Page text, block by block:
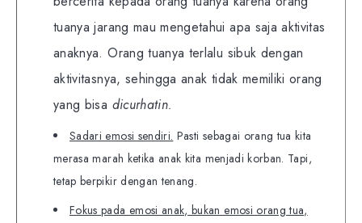
tuanya jarang mau mengetahui apa saja aktivitas
anaknya. Orang tuanya terlalu sibuk dengan
aktivitasnya, sehingga anak tidak memiliki orang
yang bisa dicurhatin.
Sadari emosi sendiri. Pasti sebagai orang tua kita
merasa marah ketika anak kita menjadi korban. Tapi,
tetap berpikir dengan tenang.
Fokus pada emosi anak, bukan emosi orang tua,